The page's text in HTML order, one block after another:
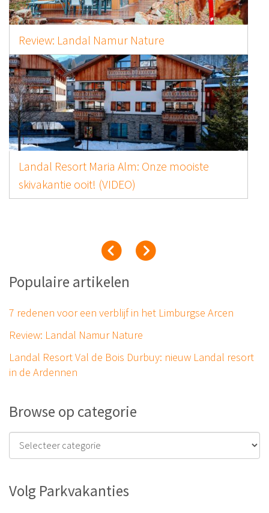
Review: Landal Namur Nature
Landal Resort Maria Alm: Onze mooiste
skivakantie ooit! (VIDEO)
Populaire artikelen
7 redenen voor een verblijf in het Limburgse Arcen
Review: Landal Namur Nature
Landal Resort Val de Bois Durbuy: nieuw Landal resort
in de Ardennen
Browse op categorie
Volg Parkvakanties